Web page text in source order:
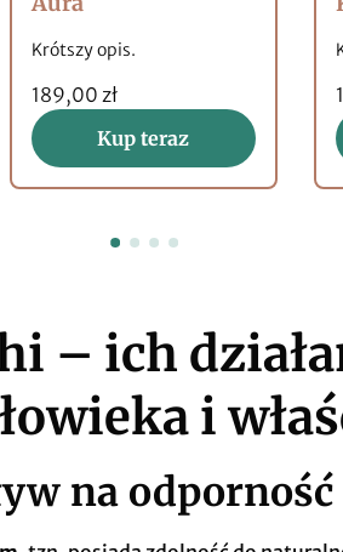
Krótszy opis.
189,00 zł
Kup teraz
– ich
i
na